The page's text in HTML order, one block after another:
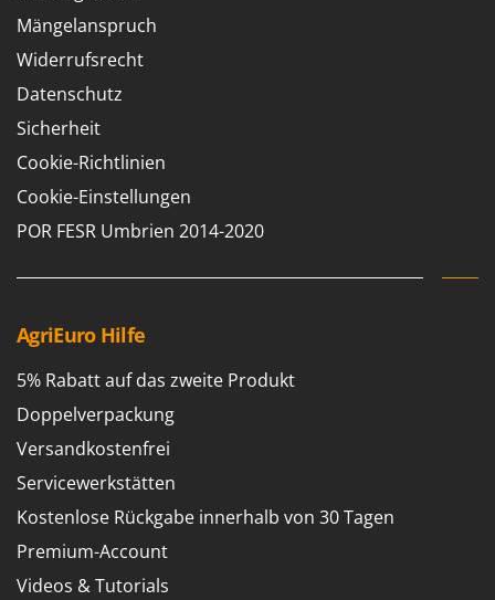
Palumbo Pavi
Partisani
Paterlini
Philips
Pramac
Prismafood
R
Resto Italia
Ribimex
Ripartrak
Ritter
River Systems
Robomow
Rossofuoco
Mängelanspruch
Widerrufsrecht
Datenschutz
Sicherheit
Cookie-Richtlinien
Cookie-Einstellungen
POR FESR Umbrien 2014-2020
AgriEuro Hilfe
5% Rabatt auf das zweite Produkt
Doppelverpackung
Versandkostenfrei
Servicewerkstätten
Kostenlose Rückgabe innerhalb von 30 Tagen
Premium-Account
Videos & Tutorials